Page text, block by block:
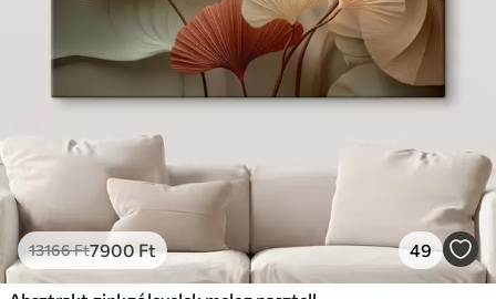
13166Ft7900Ft 49